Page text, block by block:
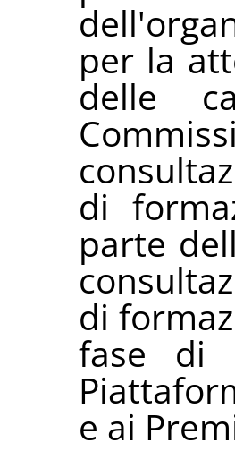
per la
delle
di
parte
di
fase di
e ai